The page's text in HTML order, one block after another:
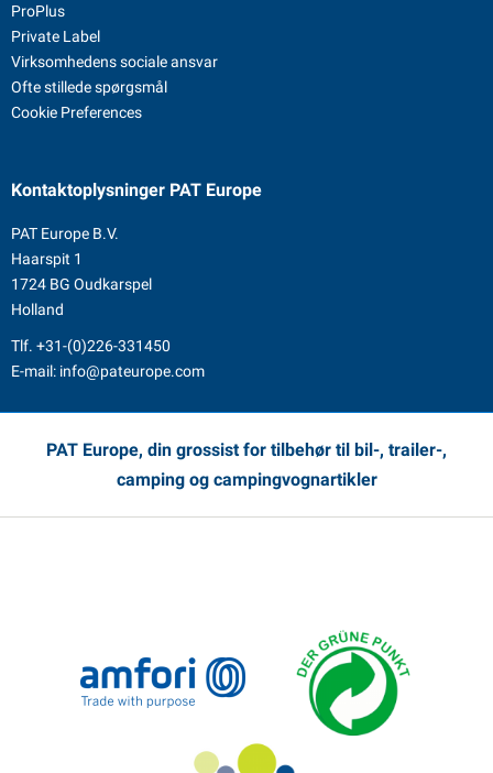
ProPlus
Private Label
Virksomhedens sociale ansvar
Ofte stillede spørgsmål
Cookie Preferences
Kontaktoplysninger PAT Europe
PAT Europe B.V.
Haarspit 1
1724 BG Oudkarspel
Holland
Tlf. +31-(0)226-331450
E-mail: info@pateurope.com
PAT Europe, din grossist for tilbehør til bil-, trailer-,
camping og campingvognartikler